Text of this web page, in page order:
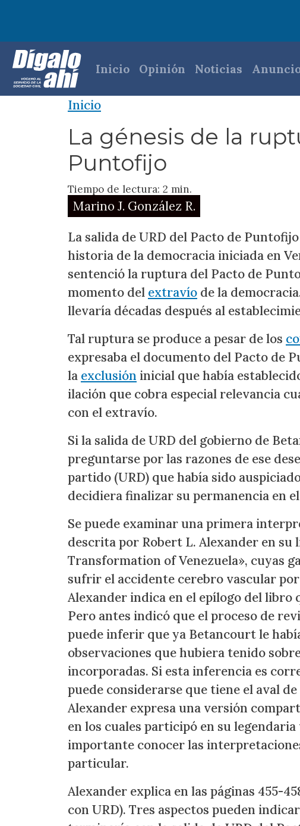
Navegación principal
Inicio Opinión Noticias
Inicio
La génesis de la
Puntofijo
Tiempo de lectura: 2 min.
Marino J. González R.
La salida de URD del Pacto de
historia de la democracia iniciada en
sentenció la ruptura del Pacto de
momento del extravío de la
llevaría décadas después al
Tal ruptura se produce a pesar de los
expresaba el documento del Pacto de
la exclusión inicial que había
ilación que cobra especial relevancia
con el extravío.
Si la salida de URD del gobierno de
preguntarse por las razones de ese
partido (URD) que había sido
decidiera finalizar su permanencia en
Se puede examinar una primera
descrita por Robert L. Alexander en
Transformation of Venezuela», cuyas
sufrir el accidente cerebro vascular por
Alexander indica en el epílogo del libro
Pero antes indicó que el proceso de
puede inferir que ya Betancourt le
observaciones que hubiera tenido
incorporadas. Si esta inferencia es
puede considerarse que tiene el aval
Alexander expresa una versión
en los cuales participó en su
importante conocer las
particular.
Alexander explica en las páginas 455-
con URD). Tres aspectos pueden